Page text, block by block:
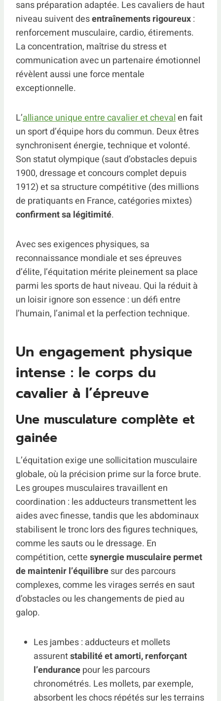
sans préparation adaptée. Les cavaliers de haut
niveau suivent desentraînements rigoureux:
renforcement musculaire, cardio, étirements.
La concentration, maîtrise du stress et
communication avec un partenaire émotionnel
révèlent aussi une force mentale
exceptionnelle.
L’alliance unique entre cavalier et chevalen fait
un sport d’équipe hors du commun. Deux êtres
synchronisent énergie, technique et volonté.
Son statut olympique (saut d’obstacles depuis
1900, dressage et concours complet depuis
1912) et sa structure compétitive (des millions
de pratiquants en France, catégories mixtes)
confirment sa légitimité.
Avec ses exigences physiques, sa
reconnaissance mondiale et ses épreuves
d’élite, l’équitation mérite pleinement sa place
parmi les sports de haut niveau. Qui la réduit à
un loisir ignore son essence : un défi entre
l’humain, l’animal et la perfection technique.
Un engagement physique
intense : le corps du
cavalier à l’épreuve
Une musculature complète et
gainée
L’équitation exige une sollicitation musculaire
globale, où la précision prime sur la force brute.
Les groupes musculaires travaillent en
coordination : les adducteurs transmettent les
aides avec finesse, tandis que les abdominaux
stabilisent le tronc lors des figures techniques,
comme les sauts ou le dressage. En
compétition, cettesynergie musculaire permet
de maintenir l’équilibresur des parcours
complexes, comme les virages serrés en saut
d’obstacles ou les changements de pied au
galop.
Les jambes : adducteurs et mollets
assurentstabilité et amorti, renforçant
l’endurancepour les parcours
chronométrés. Les mollets, par exemple,
absorbent les chocs répétés sur les terrains